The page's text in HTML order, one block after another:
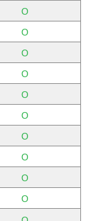
O
O
O
O
O
O
O
O
O
O